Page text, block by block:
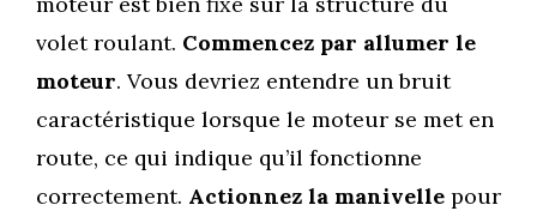
volet roulant. Commencez par allumer le
moteur. Vous devriez entendre un bruit
caractéristique lorsque le moteur se met en
route, ce qui indique qu’il fonctionne
correctement. Actionnez la manivelle pour